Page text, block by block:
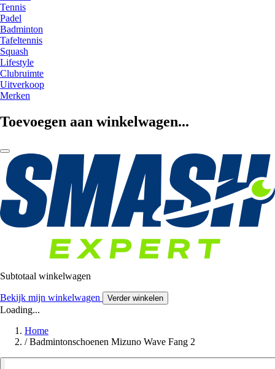
Tennis
Padel
Badminton
Tafeltennis
Squash
Lifestyle
Clubruimte
Uitverkoop
Merken
Toevoegen aan winkelwagen...
Subtotaal winkelwagen
Bekijk mijn winkelwagen Verder winkelen
Loading...
Home
/ Badmintonschoenen Mizuno Wave Fang 2